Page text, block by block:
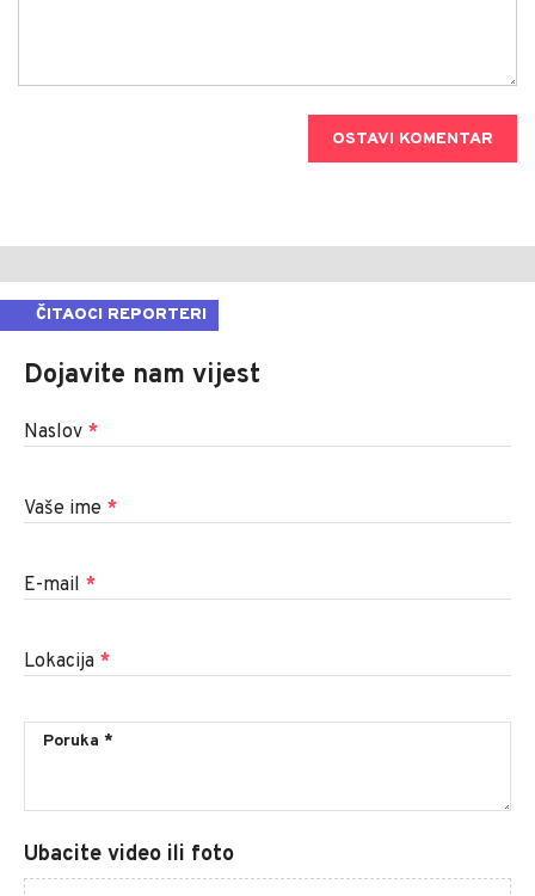
OSTAVI KOMENTAR
ČITAOCI REPORTERI
Dojavite nam vijest
Naslov *
Vaše ime *
E-mail *
Lokacija *
Ubacite video ili foto